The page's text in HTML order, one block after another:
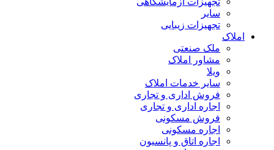
سایر
تجهیزات زیبایی
املاک
ملک صنعتی
مشاور املاک
ویلا
سایر خدمات املاک
فروش اداری و تجاری
اجاره اداری و تجاری
فروش مسکونی
اجاره مسکونی
اجاره اتاق و پانسیون